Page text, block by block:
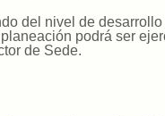
del nivel de
podrá ser
de Sede.